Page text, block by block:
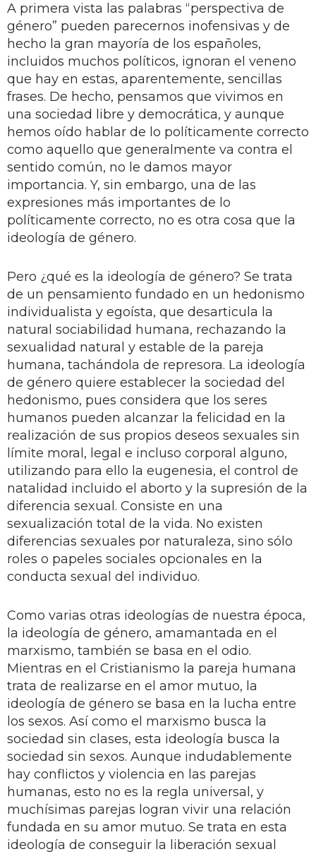
A primera vista las palabras “perspectiva de
género” pueden parecernos inofensivas y de
hecho la gran mayoría de los españoles,
incluidos muchos políticos, ignoran el veneno
que hay en estas, aparentemente, sencillas
frases. De hecho, pensamos que vivimos en
una sociedad libre y democrática, y aunque
hemos oído hablar de lo políticamente correcto
como aquello que generalmente va contra el
sentido común, no le damos mayor
importancia. Y, sin embargo, una de las
expresiones más importantes de lo
políticamente correcto, no es otra cosa que la
ideología de género.
Pero ¿qué es la ideología de género? Se trata
de un pensamiento fundado en un hedonismo
individualista y egoísta, que desarticula la
natural sociabilidad humana, rechazando la
sexualidad natural y estable de la pareja
humana, tachándola de represora. La ideología
de género quiere establecer la sociedad del
hedonismo, pues considera que los seres
humanos pueden alcanzar la felicidad en la
realización de sus propios deseos sexuales sin
límite moral, legal e incluso corporal alguno,
utilizando para ello la eugenesia, el control de
natalidad incluido el aborto y la supresión de la
diferencia sexual. Consiste en una
sexualización total de la vida. No existen
diferencias sexuales por naturaleza, sino sólo
roles o papeles sociales opcionales en la
conducta sexual del individuo.
Como varias otras ideologías de nuestra época,
la ideología de género, amamantada en el
marxismo, también se basa en el odio.
Mientras en el Cristianismo la pareja humana
trata de realizarse en el amor mutuo, la
ideología de género se basa en la lucha entre
los sexos. Así como el marxismo busca la
sociedad sin clases, esta ideología busca la
sociedad sin sexos. Aunque indudablemente
hay conflictos y violencia en las parejas
humanas, esto no es la regla universal, y
muchísimas parejas logran vivir una relación
fundada en su amor mutuo. Se trata en esta
ideología de conseguir la liberación sexual